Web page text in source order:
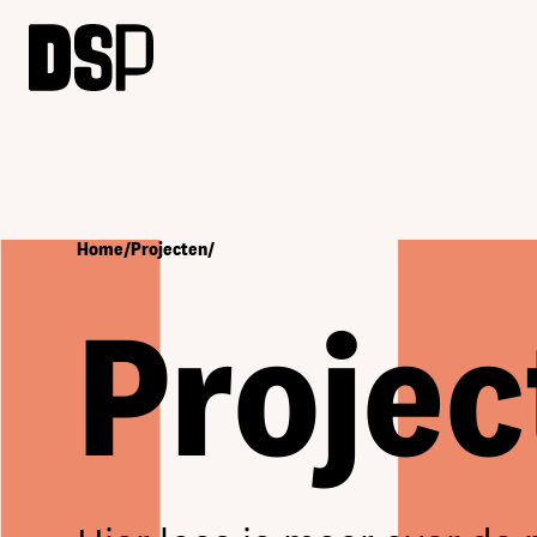
Home/Projecten/